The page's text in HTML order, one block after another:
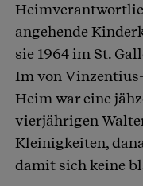
angehende
sie 1964 im St.
Im von
Heim war eine
vierjährigen
Kleinigkeiten,
damit sich keine